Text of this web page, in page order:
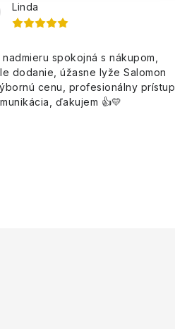
Linda
nadmieru spokojná s nákupom,
dodanie, úžasne lyže Salomon
cenu, profesionálny prístup
ďakujem 👍💛